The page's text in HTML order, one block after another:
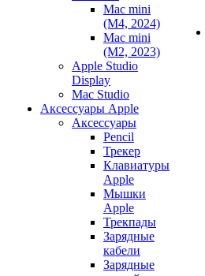
Mac mini
(M4, 2024)
Mac mini
(M2, 2023)
Apple Studio
Display
Mac Studio
Аксессуары Apple
Аксессуары
Pencil
Трекер
Клавиатуры
Apple
Мышки
Apple
Трекпады
Зарядные
кабели
Зарядные